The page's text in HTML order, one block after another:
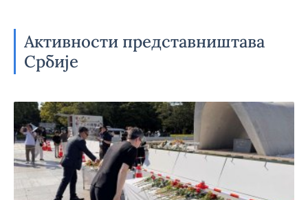
Активности представништава
Србије